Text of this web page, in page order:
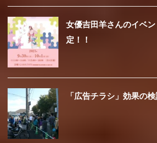
女優吉田羊さんのイベ
定！！
「広告チラシ」効果の